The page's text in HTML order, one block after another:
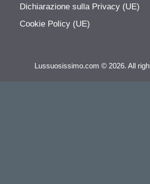
Dichiarazione sulla Privacy (UE)
Cookie Policy (UE)
Lussuosissimo.com © 2026. All